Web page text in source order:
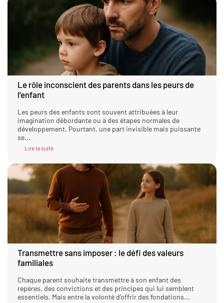
Le rôle inconscient des parents dans les peurs de
l’enfant
Les peurs des enfants sont souvent attribuées à leur
imagination débordante ou à des étapes normales de
développement. Pourtant, une part invisible mais puissante
se...
Lire la suite
Transmettre sans imposer : le défi des valeurs
familiales
Chaque parent souhaite transmettre à son enfant des
repères, des convictions et des principes qui lui semblent
essentiels. Mais entre la volonté d'offrir des fondations...